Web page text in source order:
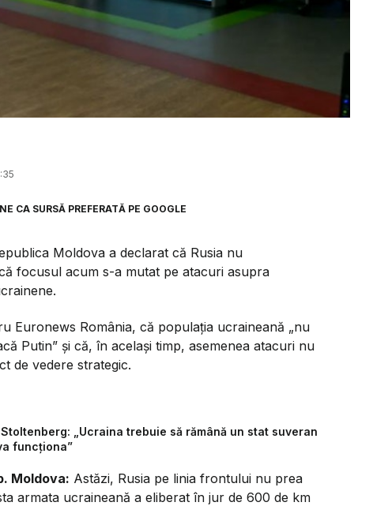
CA SURSĂ PREFERATĂ PE GOOGLE
Moldova a declarat că Rusia nu
focusul acum s-a mutat pe atacuri asupra
Euronews România, că populația ucraineană „nu
Putin” și că, în același timp, asemenea atacuri nu
de vedere strategic.
„Ucraina trebuie să rămână un stat suveran
funcționa”
Moldova: Astăzi, Rusia pe linia frontului nu prea
armata ucraineană a eliberat în jur de 600 de km